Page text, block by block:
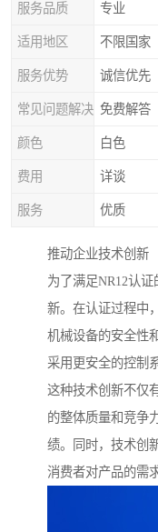
服务品质 专业
适用地区 不限国家
服务优势 诚信优先
常见问题解决 免费解答
颜色 白色
费用 详谈
服务 优质
推动企业技术创新
为了满足NR12认
新。在认证过程中
机械设备的安全性
采用更安全的控制
这种技术创新不仅
的整体质量和竞争
绩。同时，技术创
消费者对产品的需